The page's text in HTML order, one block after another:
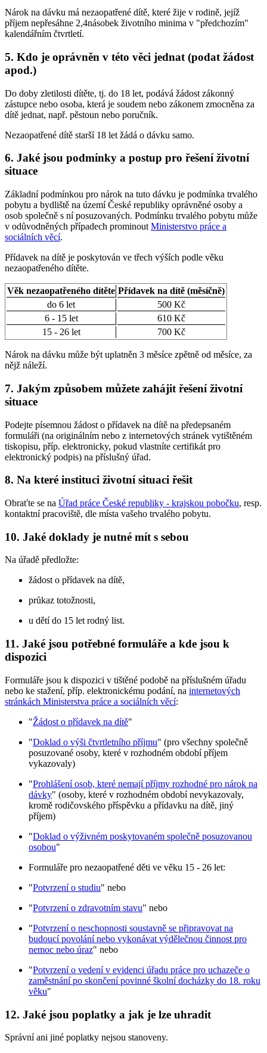
Nárok na dávku má nezaopatřené dítě, které žije v rodině, jejíž
příjem nepřesáhne 2,4násobek životního minima v "předchozím"
kalendářním čtvrtletí.
5. Kdo je oprávněn v této věci jednat (podat žádost
apod.)
Do doby zletilosti dítěte, tj. do 18 let, podává žádost zákonný
zástupce nebo osoba, která je soudem nebo zákonem zmocněna za
dítě jednat, např. pěstoun nebo poručník.
Nezaopatřené dítě starší 18 let žádá o dávku samo.
6. Jaké jsou podmínky a postup pro řešení životní
situace
Základní podmínkou pro nárok na tuto dávku je podmínka trvalého
pobytu a bydliště na území České republiky oprávněné osoby a
osob společně s ní posuzovaných. Podmínku trvalého pobytu může
v odůvodněných případech prominout Ministerstvo práce a
sociálních věcí.
Přídavek na dítě je poskytován ve třech výších podle věku
nezaopatřeného dítěte.
Věk nezaopatřeného dítěte Přídavek na dítě (měsíčně)
do 6 let
500 Kč
6 - 15 let
610 Kč
15 - 26 let
700 Kč
Nárok na dávku může být uplatněn 3 měsíce zpětně od měsíce, za
nějž náleží.
7. Jakým způsobem můžete zahájit řešení životní
situace
Podejte písemnou žádost o přídavek na dítě na předepsaném
formuláři (na originálním nebo z internetových stránek vytištěném
tiskopisu, příp. elektronicky, pokud vlastníte certifikát pro
elektronický podpis) na příslušný úřad.
8. Na které instituci životní situaci řešit
Obraťte se na Úřad práce České republiky - krajskou pobočku, resp.
kontaktní pracoviště, dle místa vašeho trvalého pobytu.
10. Jaké doklady je nutné mít s sebou
Na úřadě předložte:
žádost o přídavek na dítě,
průkaz totožnosti,
u dětí do 15 let rodný list.
11. Jaké jsou potřebné formuláře a kde jsou k
dispozici
Formuláře jsou k dispozici v tištěné podobě na příslušném úřadu
nebo ke stažení, příp. elektronickému podání, na internetových
stránkách Ministerstva práce a sociálních věcí:
"Žádost o přídavek na dítě"
"Doklad o výši čtvrtletního příjmu" (pro všechny společně
posuzované osoby, které v rozhodném období příjem
vykazovaly)
"Prohlášení osob, které nemají příjmy rozhodné pro nárok na
dávky" (osoby, které v rozhodném období nevykazovaly,
kromě rodičovského příspěvku a přídavku na dítě, jiný
příjem)
"Doklad o výživném poskytovaném společně posuzovanou
osobou"
Formuláře pro nezaopatřené děti ve věku 15 - 26 let:
"Potvrzení o studiu" nebo
"Potvrzení o zdravotním stavu" nebo
"Potvrzení o neschopnosti soustavně se připravovat na
budoucí povolání nebo vykonávat výdělečnou činnost pro
nemoc nebo úraz" nebo
"Potvrzení o vedení v evidenci úřadu práce pro uchazeče o
zaměstnání po skončení povinné školní docházky do 18. roku
věku"
12. Jaké jsou poplatky a jak je lze uhradit
Správní ani jiné poplatky nejsou stanoveny.